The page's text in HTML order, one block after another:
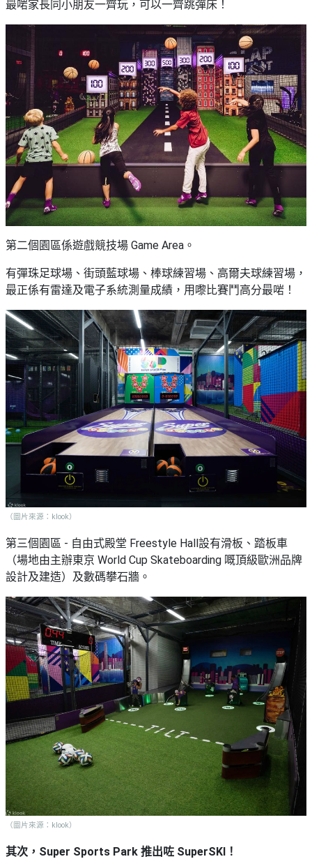
最啱家長同小朋友一齊玩，可以一齊跳彈床！
第二個園區係遊戲競技場 Game Area。
有彈珠足球場、街頭藍球場、棒球練習場、高爾夫球練習場，
最正係有雷達及電子系統測量成績，用嚟比賽鬥高分最啱！
（圖片來源：klook）
第三個園區 - 自由式殿堂 Freestyle Hall設有滑板、踏板車
（場地由主辦東京 World Cup Skateboarding 嘅頂級歐洲品牌
設計及建造）及數碼攀石牆。
（圖片來源：klook）
其次，Super Sports Park 推出咗 SuperSKI！